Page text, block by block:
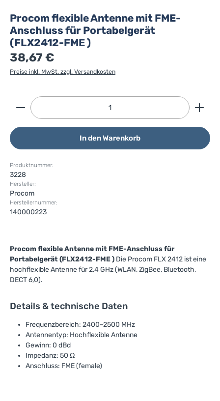
Procom flexible Antenne mit FME-
Anschluss für Portabelgerät
(FLX2412-FME )
38,67 €
Preise inkl. MwSt. zzgl. Versandkosten
Produkt Anzahl: Gib den gewünschten Wert ein
In den Warenkorb
Produktnummer:
3228
Hersteller:
Procom
Herstellernummer:
140000223
Procom flexible Antenne mit FME-Anschluss für
Portabelgerät (FLX2412-FME ) Die Procom FLX 2412 ist eine
hochflexible Antenne für 2,4 GHz (WLAN, ZigBee, Bluetooth,
DECT 6,0).
Details & technische Daten
Frequenzbereich: 2400–2500 MHz
Antennentyp: Hochflexible Antenne
Gewinn: 0 dBd
Impedanz: 50 Ω
Anschluss: FME (female)